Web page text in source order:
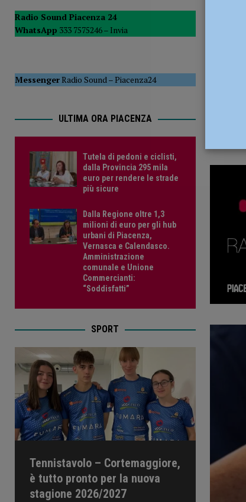
POLITICA
[ 5 Agosto 2026 ] Caldo estremo e asili nido,
Radio Sound Piacenza 24
WhatsApp 333 7575246 – Invia
MessengerRadio Sound–Piacenza24
ULTIMA ORA PIACENZA
Tutela di pedoni e ciclisti,
dalla Provincia 295 mila
euro per rendere le strade
più sicure
Dalla Regione oltre 1,3
milioni di euro per gli hub
urbani di Piacenza,
Vernasca e Calendasco.
Amministrazione
comunale e Unione
Commercianti:
“Soddisfatti”
SPORT
Tennistavolo – Cortemaggiore,
è tutto pronto per la nuova
stagione 2026/2027